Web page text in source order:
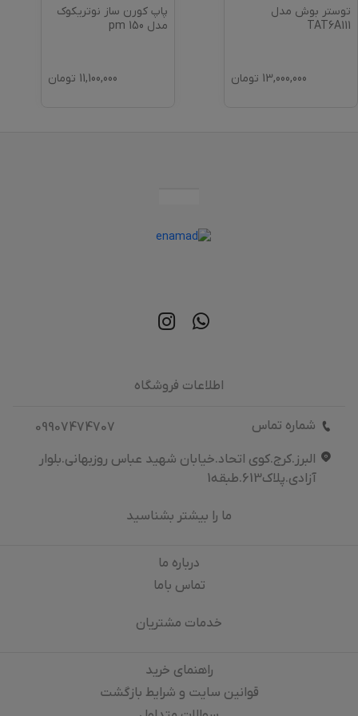
توستر بوش مدل
TAT6A111
13,000,000 تومان
پاپ کورن ساز نوتریکوک
مدل pm 150
11,100,000 تومان
اطلاعات فروشگاه
شماره تماس
09907474707
البرز.کرج.کوی اتحاد.خیابان شهید عباس روزبهانی.بلوار
آزادی.پلاک613.طبقه1
ما را بیشتر بشناسید
درباره‌ ما
تماس باما
خدمات مشتریان
راهنمای خرید
قوانین سایت و شرایط بازگشت